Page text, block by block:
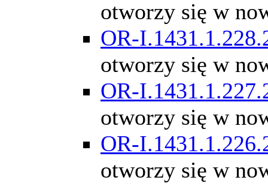
otworzy się w
OR-
otworzy się w
OR-
otworzy się w
OR-
otworzy się w